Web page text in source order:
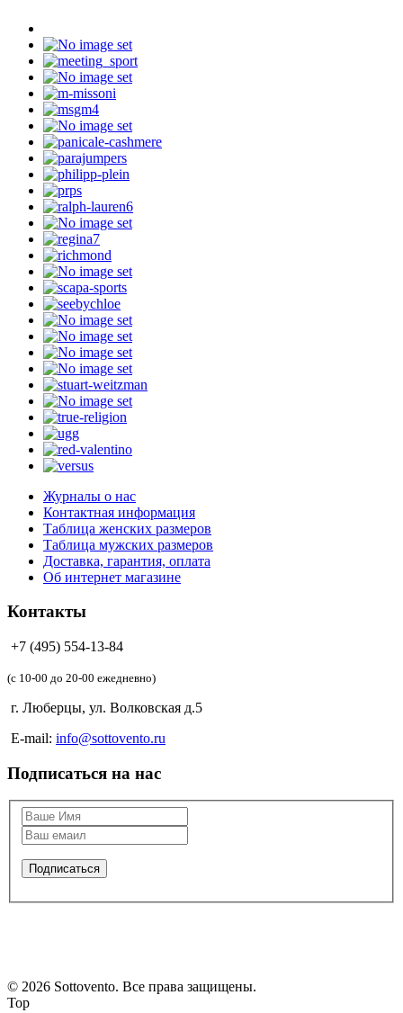
Журналы о нас
Контактная информация
Таблица женских размеров
Таблица мужских размеров
Доставка, гарантия, оплата
Об интернет магазине
Контакты
+7 (495) 554-13-84
(c 10-00 до 20-00 ежедневно)
г. Люберцы, ул. Волковская д.5
E-mail: info@sottovento.ru
Подписаться на нас
© 2026 Sottovento. Все права защищены.
Top